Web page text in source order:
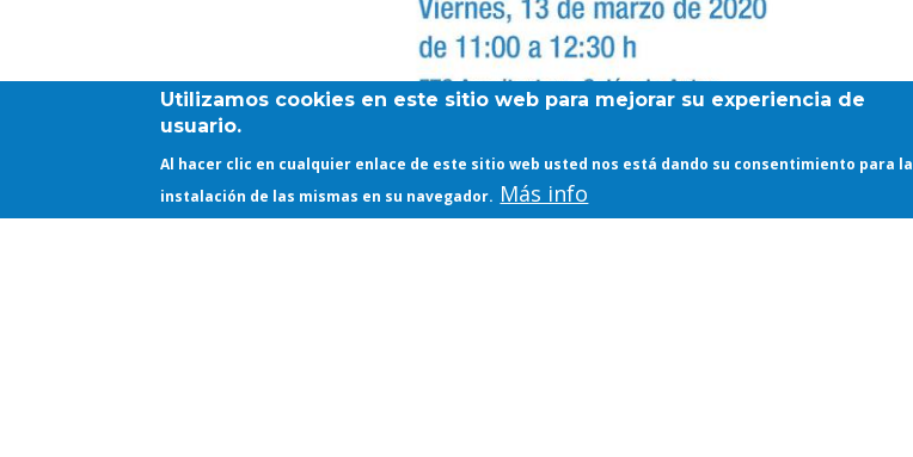
Utilizamos cookies en este sitio web para mejorar su experiencia de
usuario.
Al hacer clic en cualquier enlace de este sitio web usted nos está dando su consentimiento para la
instalación de las mismas en su navegador. Más info